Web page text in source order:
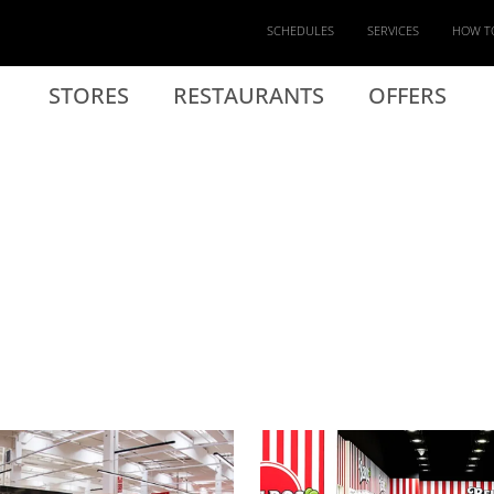
STORES RESTAURANTS OFFERS
SCHEDULES SERVICES HOW